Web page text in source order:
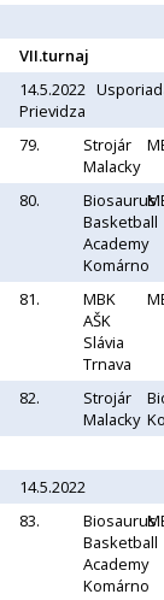
VII.turnaj
14.5.2022
Prievidza
79.
Strojár
Malacky
80.
Biosaurus
Basketball
Academy
Komárno
81.
MBK
AŠK
Slávia
Trnava
82.
Strojár
Malacky
14.5.2022
83.
Biosaurus
Basketball
Academy
Komárno